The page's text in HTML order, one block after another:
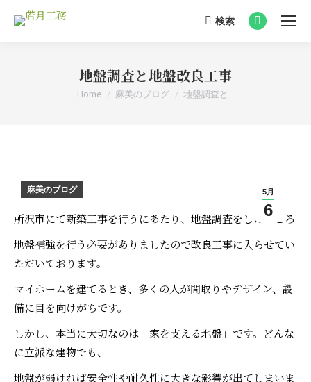
Search:
検索
Facebook
地盤調査と地盤改良工事
You are here:
Home 麻美のブログ 地盤調査と…
5月
6
麻美のブログ
所沢市にて新築工事を行うにあたり、地盤調査をしたことろ
地盤補強を行う必要がありましたので改良工事に入らせてい
ただいております。
マイホームを建てるとき、多くの人が間取りやデザイン、設
備に目を向けがちです。
しかし、本当に大切なのは「家を支える地盤」です。どんな
に立派な建物でも、
地盤が弱ければ安全性や耐久性に大きな影響が出てしまいま